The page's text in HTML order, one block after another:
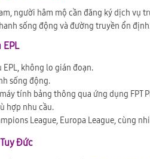
người hâm mộ cần đăng ký dịch vụ
sống động và đường truyền ổn
EPL
EPL, không lo gián đoạn.
sống động.
tính bảng thông qua ứng dụng FPT
hợp nhu cầu.
League, Europa League, cùng
Đức